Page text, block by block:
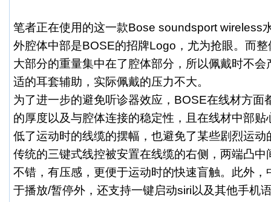
笔者正在使用的这一款Bose soundsport wireless
外腔体中部是BOSE的招牌Logo，尤为抢眼。而
大部分的重量集中在了腔体部分，所以佩戴时不
适的耳套辅助，实际佩戴的压力不大。
为了进一步的避免听诊器效应，BOSE在线材方面
的厚度以及与腔体连接的稳定性，且在线材中部
低了运动时的线缆的摆幅，也避免了某些剧烈运动
传统的三键式线控被安置在线缆的右侧，两端凸中
不错，有压感，更便于运动时的快速盲触。此外，
于播放/暂停外，还支持一键启动siri以及其他手机